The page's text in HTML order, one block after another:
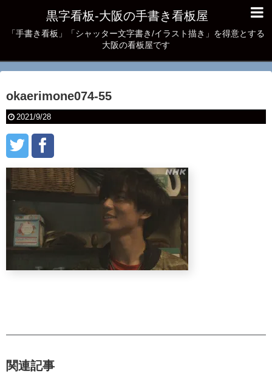
黒字看板‐大阪の手書き看板屋
「手書き看板」「シャッター文字書き/イラスト描き」を得意とする
大阪の看板屋です
okaerimone074-55
2021/9/28
関連記事